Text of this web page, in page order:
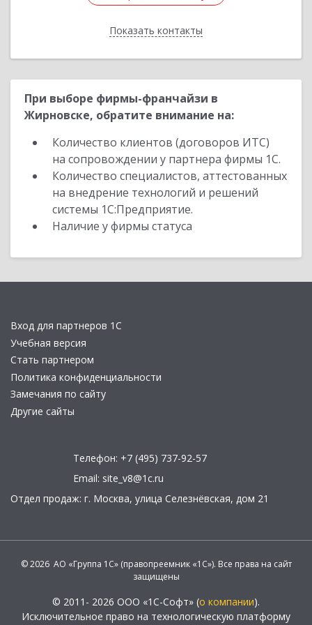
Показать контакты
Назад
При выборе фирмы-франчайзи в
Жирновске, обратите внимание на:
Количество клиентов (договоров ИТС)
на сопровождении у партнера фирмы 1С.
Количество специалистов, аттестованных
на внедрение технологий и решений
системы 1С:Предприятие.
Наличие у фирмы статуса
Вход для партнеров 1С
Учебная версия
Стать партнером
Политика конфиденциальности
Замечания по сайту
Другие сайты
Телефон: +7 (495) 737-92-57
Email: site_v8@1c.ru
Отдел продаж: г. Москва, улица Селезнёвская, дом 21
© 2026 АО «Группа 1С» (правопреемник «1С»). Все права на сайт
защищены
© 2011- 2026 ООО «1С-Софт» (о компании).
Исключительное право на технологическую платформу